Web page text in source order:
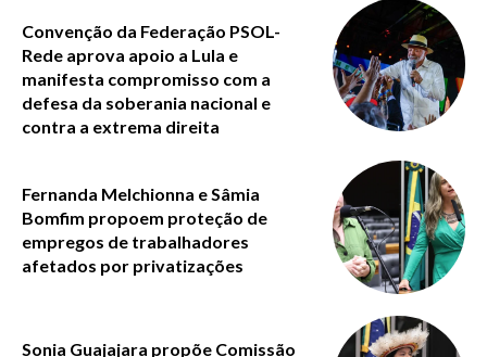
Convenção da Federação PSOL-
Rede aprova apoio a Lula e
manifesta compromisso com a
defesa da soberania nacional e
contra a extrema direita
Fernanda Melchionna e Sâmia
Bomfim propoem proteção de
empregos de trabalhadores
afetados por privatizações
Sonia Guajajara propõe Comissão